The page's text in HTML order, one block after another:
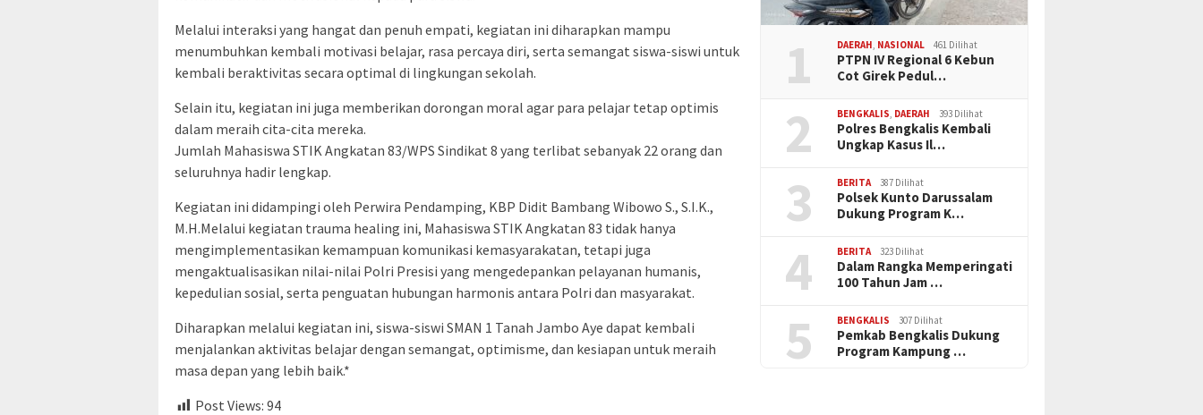
Melalui interaksi yang hangat dan penuh empati, kegiatan ini diharapkan mampu
menumbuhkan kembali motivasi belajar, rasa percaya diri, serta semangat siswa-siswi untuk
kembali beraktivitas secara optimal di lingkungan sekolah.
Selain itu, kegiatan ini juga memberikan dorongan moral agar para pelajar tetap optimis
dalam meraih cita-cita mereka.
Jumlah Mahasiswa STIK Angkatan 83/WPS Sindikat 8 yang terlibat sebanyak 22 orang dan
seluruhnya hadir lengkap.
Kegiatan ini didampingi oleh Perwira Pendamping, KBP Didit Bambang Wibowo S., S.I.K.,
M.H.Melalui kegiatan trauma healing ini, Mahasiswa STIK Angkatan 83 tidak hanya
mengimplementasikan kemampuan komunikasi kemasyarakatan, tetapi juga
mengaktualisasikan nilai-nilai Polri Presisi yang mengedepankan pelayanan humanis,
kepedulian sosial, serta penguatan hubungan harmonis antara Polri dan masyarakat.
Diharapkan melalui kegiatan ini, siswa-siswi SMAN 1 Tanah Jambo Aye dapat kembali
menjalankan aktivitas belajar dengan semangat, optimisme, dan kesiapan untuk meraih
masa depan yang lebih baik.*
Post Views: 94
1 DAERAH, NASIONAL 461 Dilihat
PTPN IV Regional 6 Kebun
Cot Girek Pedul…
2 BENGKALIS, DAERAH 393 Dilihat
Polres Bengkalis Kembali
Ungkap Kasus Il…
3 BERITA 387 Dilihat
Polsek Kunto Darussalam
Dukung Program K…
4 BERITA 323 Dilihat
Dalam Rangka Memperingati
100 Tahun Jam …
5 BENGKALIS 307 Dilihat
Pemkab Bengkalis Dukung
Program Kampung …